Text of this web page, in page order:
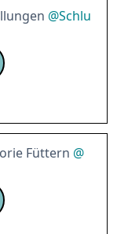
@Schlu
Füttern @